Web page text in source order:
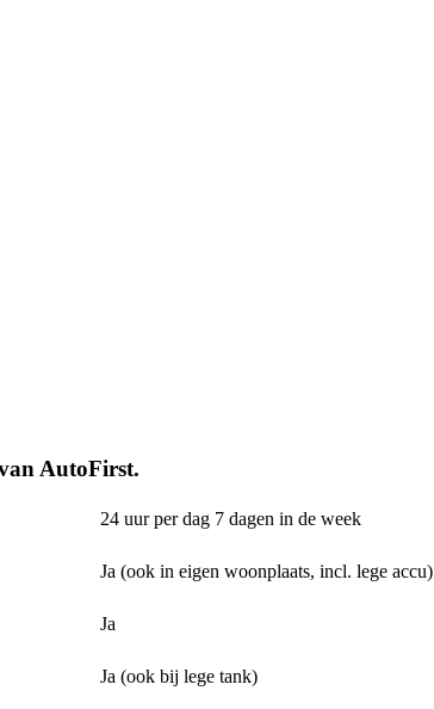
AutoFirst.
24 uur per dag 7 dagen in de week
Ja (ook in eigen woonplaats, incl. lege accu)
Ja
Ja (ook bij lege tank)